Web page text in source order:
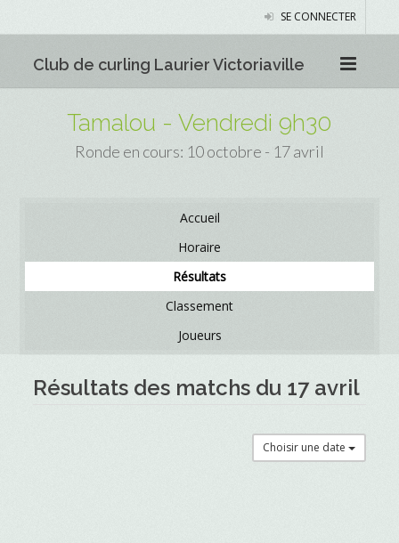
SE CONNECTER
Club de curling Laurier Victoriaville
Tamalou - Vendredi 9h30
Ronde en cours: 10 octobre - 17 avril
Accueil
Horaire
Résultats
Classement
Joueurs
Résultats des matchs du 17 avril
Choisir une date